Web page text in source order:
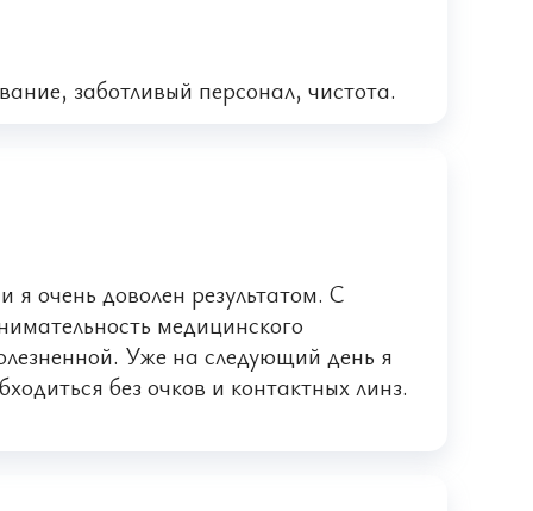
заботливый персонал, чистота.
очень доволен результатом. С
медицинского
Уже на следующий день я
без очков и контактных линз.